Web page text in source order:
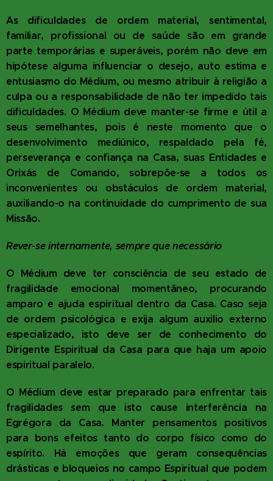
As dificuldades de ordem material, sentimental,
familiar, profissional ou de saúde são em grande
parte temporárias e superáveis, porém não deve em
hipótese alguma influenciar o desejo, auto estima e
entusiasmo do Médium, ou mesmo atribuir à religião a
culpa ou a responsabilidade de não ter impedido tais
dificuldades. O Médium deve manter-se firme e útil a
seus semelhantes, pois é neste momento que o
desenvolvimento mediúnico, respaldado pela fé,
perseverança e confiança na Casa, suas Entidades e
Orixás de Comando, sobrepõe-se a todos os
inconvenientes ou obstáculos de ordem material,
auxiliando-o na continuidade do cumprimento de sua
Missão.
Rever-se internamente, sempre que necessário
O Médium deve ter consciência de seu estado de
fragilidade emocional momentâneo, procurando
amparo e ajuda espiritual dentro da Casa. Caso seja
de ordem psicológica e exija algum auxilio externo
especializado, isto deve ser de conhecimento do
Dirigente Espiritual da Casa para que haja um apoio
espiritual paralelo.
O Médium deve estar preparado para enfrentar tais
fragilidades sem que isto cause interferência na
Egrégora da Casa. Manter pensamentos positivos
para bons efeitos tanto do corpo físico como do
espírito. Há emoções que geram consequências
drásticas e bloqueios no campo Espiritual que podem